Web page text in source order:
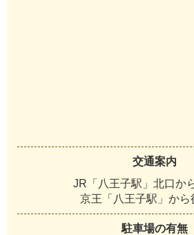
交通案内
JR「八王子駅」北口か
京王「八王子駅」から
駐車場の有無